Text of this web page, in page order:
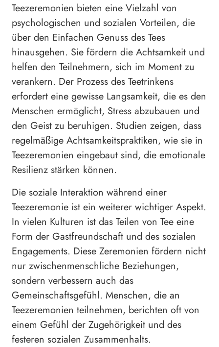
Teezeremonien bieten eine Vielzahl von
psychologischen und sozialen Vorteilen, die
über den Einfachen Genuss des Tees
hinausgehen. Sie fördern die Achtsamkeit und
helfen den Teilnehmern, sich im Moment zu
verankern. Der Prozess des Teetrinkens
erfordert eine gewisse Langsamkeit, die es den
Menschen ermöglicht, Stress abzubauen und
den Geist zu beruhigen. Studien zeigen, dass
regelmäßige Achtsamkeitspraktiken, wie sie in
Teezeremonien eingebaut sind, die emotionale
Resilienz stärken können.
Die soziale Interaktion während einer
Teezeremonie ist ein weiterer wichtiger Aspekt.
In vielen Kulturen ist das Teilen von Tee eine
Form der Gastfreundschaft und des sozialen
Engagements. Diese Zeremonien fördern nicht
nur zwischenmenschliche Beziehungen,
sondern verbessern auch das
Gemeinschaftsgefühl. Menschen, die an
Teezeremonien teilnehmen, berichten oft von
einem Gefühl der Zugehörigkeit und des
festeren sozialen Zusammenhalts.